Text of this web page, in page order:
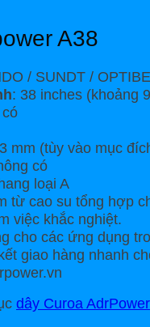
A38
/ SUNDT /
: 38 inches (khoảng
mm (tùy vào mục
có
loại A
từ cao su tổng hợp
việc khắc nghiệt.
cho các ứng dụng
giao hàng nhanh
dây Curoa AdrPower